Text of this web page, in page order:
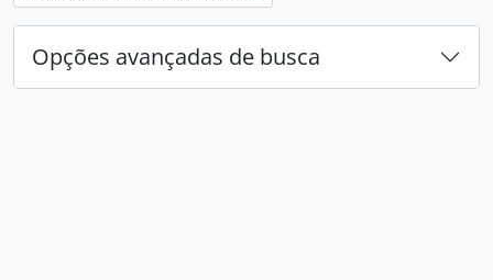
Opções avançadas de busca